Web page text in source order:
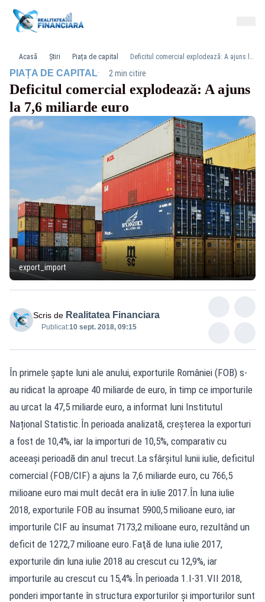
Acasă Știri Piața de capital Deficitul comercial explodează: A ajuns la 7,6 miliarde euro
PIAȚA DE CAPITAL· 2 min citire
Deficitul comercial explodează: A ajuns
la 7,6 miliarde euro
export_import
Scris de Realitatea Financiara
Publicat:10 sept. 2018, 09:15
În primele șapte luni ale anului, exporturile României (FOB) s-
au ridicat la aproape 40 miliarde de euro, în timp ce importurile
au urcat la 47,5 miliarde euro, a informat luni Institutul
Național Statistic.În perioada analizată, creșterea la exporturi
a fost de 10,4%, iar la importuri de 10,5%, comparativ cu
aceeași perioadă din anul trecut.La sfârșitul lunii iulie, deficitul
comercial (FOB/CIF) a ajuns la 7,6 miliarde euro, cu 766,5
milioane euro mai mult decât era în iulie 2017.În luna iulie
2018, exporturile FOB au însumat 5900,5 milioane euro, iar
importurile CIF au însumat 7173,2 milioane euro, rezultând un
deficit de 1272,7 milioane euro.Faţă de luna iulie 2017,
exporturile din luna iulie 2018 au crescut cu 12,9%, iar
importurile au crescut cu 15,4%.În perioada 1.I-31.VII 2018,
ponderi importante în structura exporturilor şi importurilor sunt